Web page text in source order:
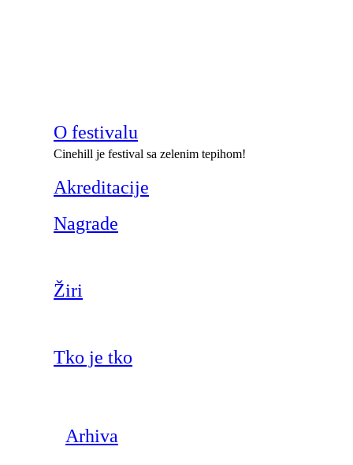
O festivalu
Cinehill je festival sa zelenim tepihom!
Akreditacije
Nagrade
Žiri
Tko je tko
Arhiva